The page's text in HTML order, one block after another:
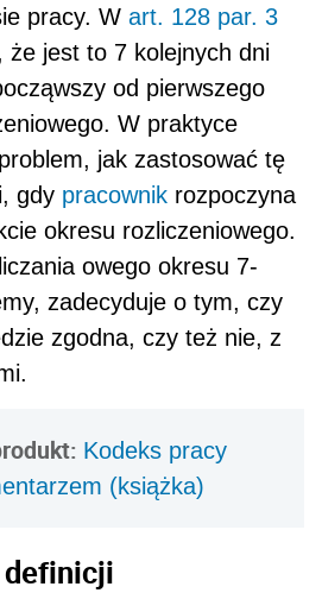
pracy. W art. 128 par. 3
że jest to 7 kolejnych dni
od pierwszego
W praktyce
jak zastosować tę
gdy pracownik rozpoczyna
okresu rozliczeniowego.
owego okresu 7-
zadecyduje o tym, czy
zgodna, czy też nie, z
Kodeks pracy
(książka)